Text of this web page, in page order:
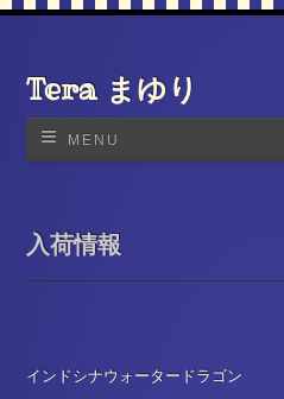
Tera まゆり
MENU
入荷情報
インドシナウォータードラゴン